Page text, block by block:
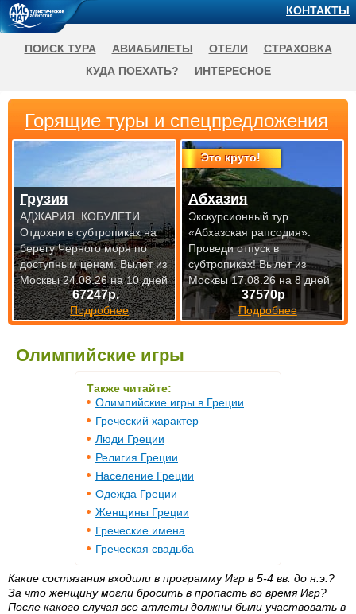
Олимпийские игры
Также читайте:
Олимпийские игры в Греции
Греческий характер
Люди Греции
Религия Греции
Население Греции
Одежда Греции
Женщины Греции
Греческие имена
Греческая свадьба
Какие состязания входили в программу Игр в 5-4 вв. до н.э.?
За что женщину могли бросить в пропасть во время Игр?
После какого случая все атлеты должны были участвовать в
Горящие туры и спецпредложения
67247р.
Подробнее
Грузия
АДЖАРИЯ. КОБУЛЕТИ.
Отдохни в субтропиках на
берегу Черного моря по
доступнымценам. Вылет из
Москвы 24.08.26 на 10 дней
Это круто!
37570р
Подробнее
Абхазия
Экскурсионный тур
«Абхазская рапсодия».
Проведи отпуск в
субтропиках!Вылет из
Москвы 17.08.26 на 8 дней
КОНТАКТЫ
ПОИСК ТУРА АВИАБИЛЕТЫ ОТЕЛИ
СТРАХОВКА
КУДА ПОЕХАТЬ?
ИНТЕРЕСНОЕ